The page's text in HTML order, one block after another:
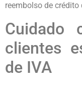
reembolso de
Cuidado
clientes
de IVA